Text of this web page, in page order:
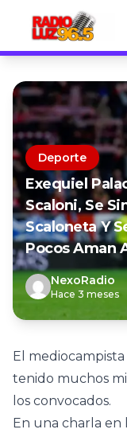
Deporte
Exequiel
Scaloni, Se
Scaloneta Y
Pocos Aman
NexoRadio
Hace 3 meses
El
tenido muchos
los convocados.
En una charla en